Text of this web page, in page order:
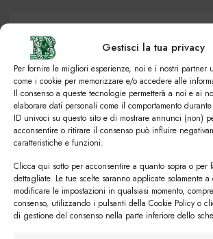
Gestisci la tua privacy
Per fornire le migliori esperienze, noi e i nostri partner
come i cookie per memorizzare e/o accedere alle
Il consenso a queste tecnologie permetterà a noi e ai
elaborare dati personali come il comportamento
ID univoci su questo sito e di mostrare annunci (non)
acconsentire o ritirare il consenso può influire
caratteristiche e funzioni.
Clicca qui sotto per acconsentire a quanto sopra o per
dettagliate. Le tue scelte saranno applicate solamente
modificare le impostazioni in qualsiasi momento,
consenso, utilizzando i pulsanti della Cookie Policy o
di gestione del consenso nella parte inferiore dello